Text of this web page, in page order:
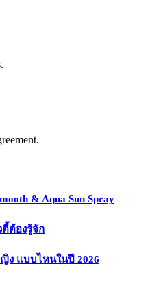
& Aqua Sun Spray
ตี้ต้องรู้จัก
ง แบบไหนในปี 2026